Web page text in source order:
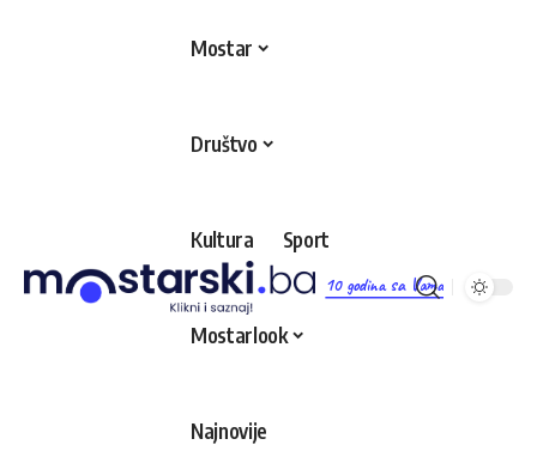
10 godina sa Vama
Mostar
Društvo
Kultura Sport
Mostarlook
Najnovije